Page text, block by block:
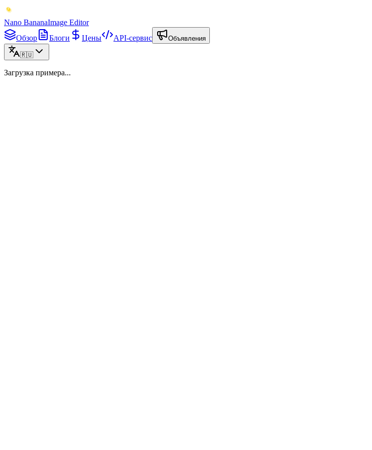
Nano BananaImage Editor
Обзор
Блоги Цены API-сервис Объявления
🇷🇺
Загрузка примера...